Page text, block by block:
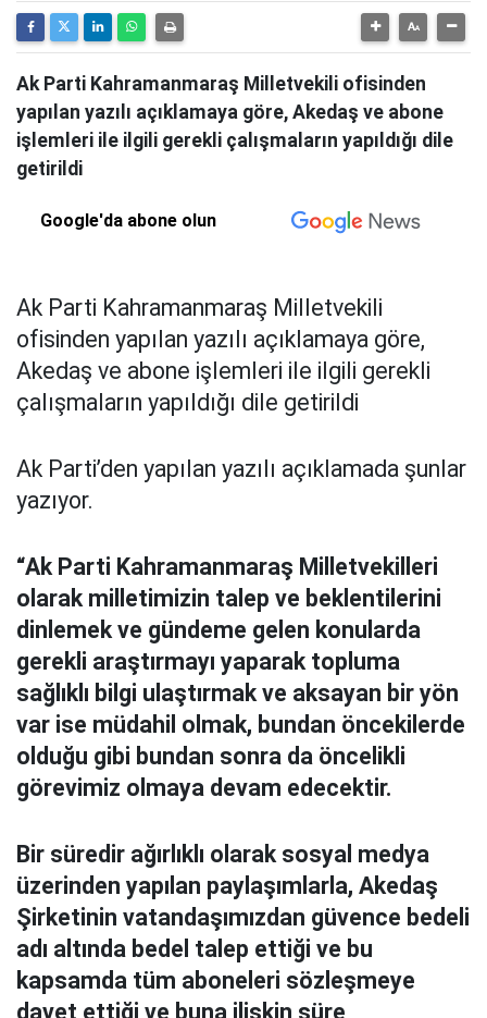
Ak Parti Kahramanmaraş Milletvekili ofisinden
yapılan yazılı açıklamaya göre, Akedaş ve abone
işlemleri ile ilgili gerekli çalışmaların yapıldığı dile
getirildi
Google'da abone olun
Ak Parti Kahramanmaraş Milletvekili
ofisinden yapılan yazılı açıklamaya göre,
Akedaş ve abone işlemleri ile ilgili gerekli
çalışmaların yapıldığı dile getirildi
Ak Parti’den yapılan yazılı açıklamada şunlar
yazıyor.
“Ak Parti Kahramanmaraş Milletvekilleri
olarak milletimizin talep ve beklentilerini
dinlemek ve gündeme gelen konularda
gerekli araştırmayı yaparak topluma
sağlıklı bilgi ulaştırmak ve aksayan bir yön
var ise müdahil olmak, bundan öncekilerde
olduğu gibi bundan sonra da öncelikli
görevimiz olmaya devam edecektir.
Bir süredir ağırlıklı olarak sosyal medya
üzerinden yapılan paylaşımlarla, Akedaş
Şirketinin vatandaşımızdan güvence bedeli
adı altında bedel talep ettiği ve bu
kapsamda tüm aboneleri sözleşmeye
davet ettiği ve buna ilişkin süre